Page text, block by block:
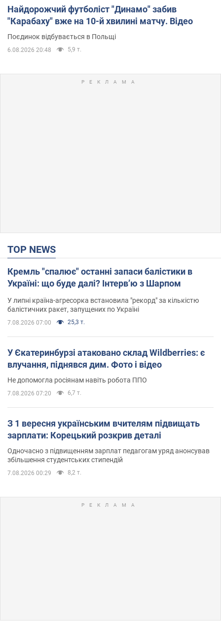
Найдорожчий футболіст "Динамо" забив
"Карабаху" вже на 10-й хвилині матчу. Відео
Поєдинок відбувається в Польщі
6.08.2026 20:48 5,9 т.
TOP NEWS
Кремль "спалює" останні запаси балістики в
Україні: що буде далі? Інтерв’ю з Шарпом
У липні країна-агресорка встановила "рекорд" за кількістю
балістичних ракет, запущених по Україні
7.08.2026 07:00 25,3 т.
У Єкатеринбурзі атаковано склад Wildberries: є
влучання, піднявся дим. Фото і відео
Не допомогла росіянам навіть робота ППО
7.08.2026 07:20 6,7 т.
З 1 вересня українським вчителям підвищать
зарплати: Корецький розкрив деталі
Одночасно з підвищенням зарплат педагогам уряд анонсував
збільшення студентських стипендій
7.08.2026 00:29 8,2 т.